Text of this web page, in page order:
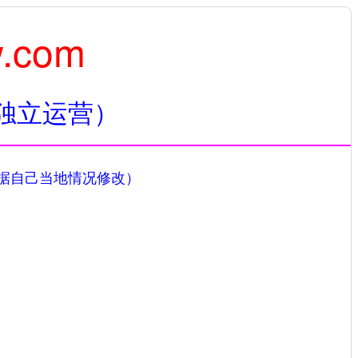
运营）
己当地情况修改）